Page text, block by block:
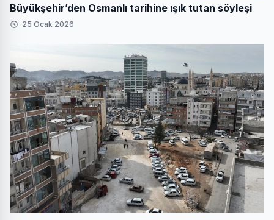
Büyükşehir’den Osmanlı tarihine ışık tutan söyleşi
25 Ocak 2026